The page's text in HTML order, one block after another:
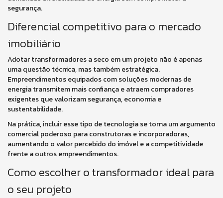
segurança.
Diferencial competitivo para o mercado
imobiliário
Adotar transformadores a seco em um projeto não é apenas
uma questão técnica, mas também estratégica.
Empreendimentos equipados com soluções modernas de
energia transmitem mais confiança e atraem compradores
exigentes que valorizam segurança, economia e
sustentabilidade.
Na prática, incluir esse tipo de tecnologia se torna um argumento
comercial poderoso para construtoras e incorporadoras,
aumentando o valor percebido do imóvel e a competitividade
frente a outros empreendimentos.
Como escolher o transformador ideal para
o seu projeto